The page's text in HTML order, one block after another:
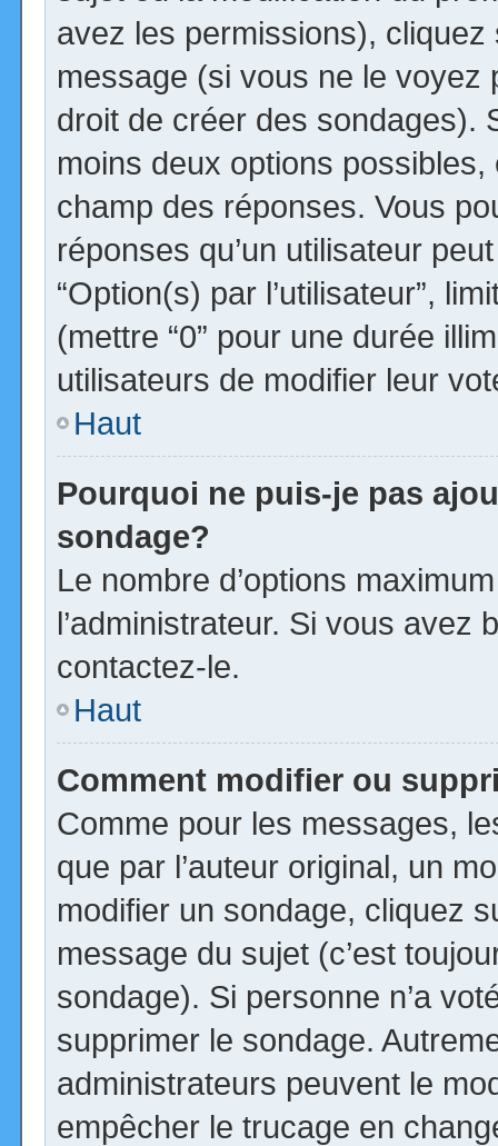
avez les permissions), cliquez
message (si vous ne le voyez
droit de créer des sondages).
moins deux options
champ des réponses. Vous
réponses qu’un utilisateur
“Option(s) par l’utilisateur”,
(mettre “0” pour une durée
utilisateurs de modifier leur
Haut
Pourquoi ne puis-je pas
sondage?
Le nombre d’options
l’administrateur. Si vous avez
contactez-le.
Haut
Comment modifier ou
Comme pour les messages,
que par l’auteur original, un
modifier un sondage, cliquez
message du sujet (c’est
sondage). Si personne n’a
supprimer le sondage.
administrateurs peuvent le
empêcher le trucage en